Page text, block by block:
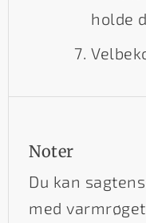
holde
Noter
Du kan
med